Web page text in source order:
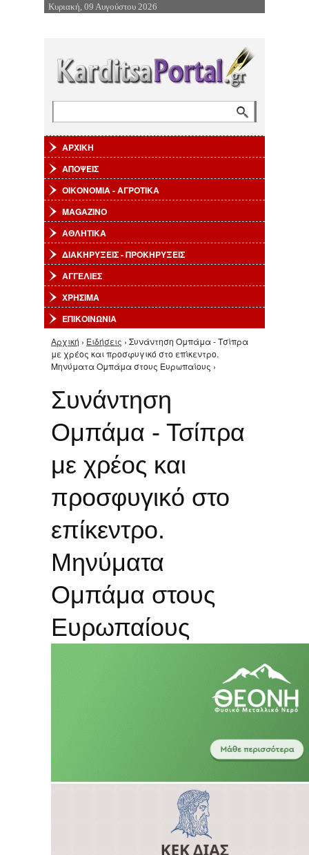
Επιστροφή στην Πλοήγηση
Κυριακή, 09 Αυγούστου 2026
ΑΡΧΙΚΗ
ΑΠΟΨΕΙΣ
ΟΙΚΟΝΟΜΙΑ - ΑΓΡΟΤΙΚΑ
MAGAZINO
ΑΘΛΗΤΙΚΑ
ΔΙΑΚΗΡΥΞΕΙΣ - ΠΡΟΚΗΡΥΞΕΙΣ
ΑΓΓΕΛΙΕΣ
ΧΡΗΣΙΜΑ
ΕΠΙΚΟΙΝΩΝΙΑ
Είστε εδώ
Αρχική › Ειδήσεις › Συνάντηση Ομπάμα - Τσίπρα
με χρέος και προσφυγικό στο επίκεντρο.
Μηνύματα Ομπάμα στους Ευρωπαίους ›
Συνάντηση
Ομπάμα - Τσίπρα
με χρέος και
προσφυγικό στο
επίκεντρο.
Μηνύματα
Ομπάμα στους
Ευρωπαίους